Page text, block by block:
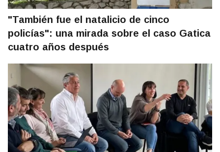
"También fue el natalicio de cinco
policías": una mirada sobre el caso Gatica
cuatro años después